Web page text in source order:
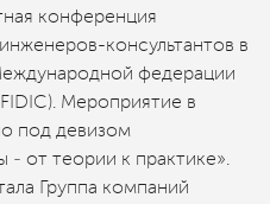
конференция
консультантов в
федерации
Мероприятие в
под девизом
от теории к практике».
Группа компаний